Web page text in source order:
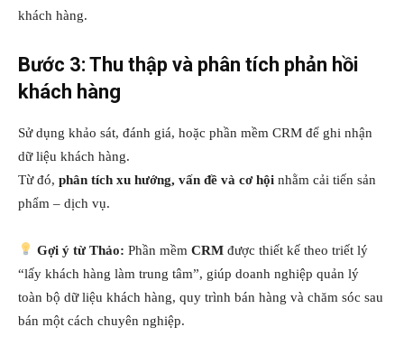
khách hàng.
Bước 3: Thu thập và phân tích phản hồi
khách hàng
Sử dụng khảo sát, đánh giá, hoặc phần mềm CRM để ghi nhận
dữ liệu khách hàng.
Từ đó, phân tích xu hướng, vấn đề và cơ hội nhằm cải tiến sản
phẩm – dịch vụ.
Gợi ý từ Thảo: Phần mềmCRM được thiết kế theo triết lý
“lấy khách hàng làm trung tâm”, giúp doanh nghiệp quản lý
toàn bộ dữ liệu khách hàng, quy trình bán hàng và chăm sóc sau
bán một cách chuyên nghiệp.